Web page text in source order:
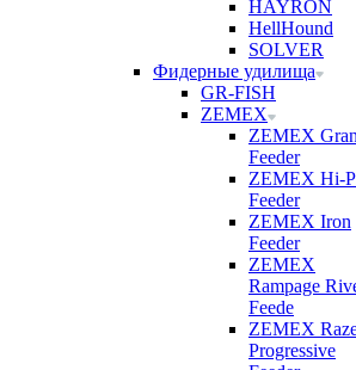
HAYRON
HellHound
SOLVER
Фидерные удилища
GR-FISH
ZEMEX
ZEMEX
Feeder
ZEMEX Hi-
Feeder
ZEMEX Iron
Feeder
ZEMEX
Rampage
Feede
ZEMEX
Progressive